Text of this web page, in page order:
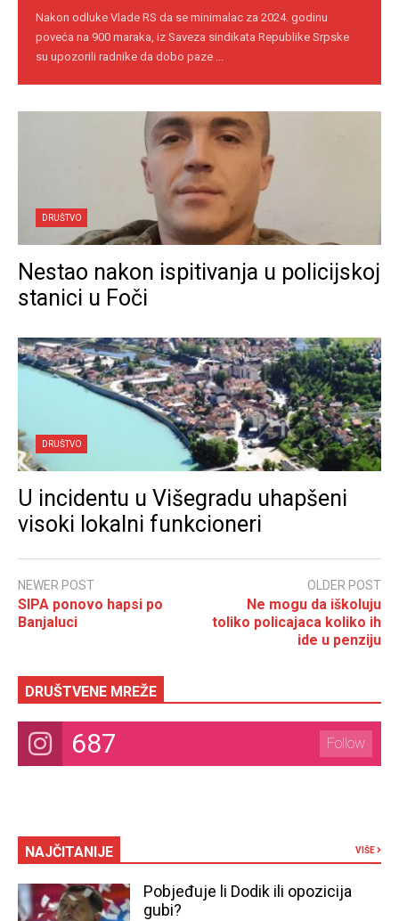
Nakon odluke Vlade RS da se minimalac za 2024. godinu
poveća na 900 maraka, iz Saveza sindikata Republike Srpske
su upozorili radnike da dobo paze ...
DRUŠTVO
Nestao nakon ispitivanja u policijskoj
stanici u Foči
DRUŠTVO
U incidentu u Višegradu uhapšeni
visoki lokalni funkcioneri
NEWER POST
SIPA ponovo hapsi po
Banjaluci
OLDER POST
Ne mogu da iškoluju
toliko policajaca koliko ih
ide u penziju
DRUŠTVENE MREŽE
687 Follow
NAJČITANIJE VIŠE
Pobjeđuje li Dodik ili opozicija
gubi?